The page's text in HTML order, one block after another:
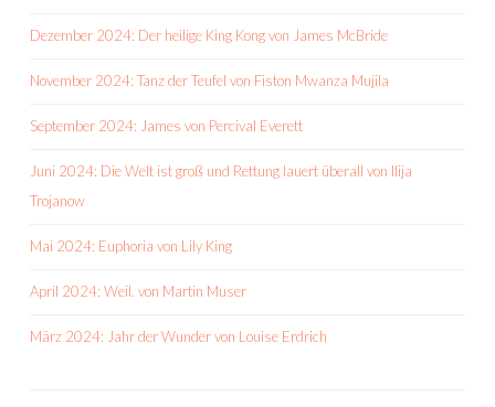
Dezember 2024: Der heilige King Kong von James McBride
November 2024: Tanz der Teufel von Fiston Mwanza Mujila
September 2024: James von Percival Everett
Juni 2024: Die Welt ist groß und Rettung lauert überall von Ilija
Trojanow
Mai 2024: Euphoria von Lily King
April 2024: Weil. von Martin Muser
März 2024: Jahr der Wunder von Louise Erdrich